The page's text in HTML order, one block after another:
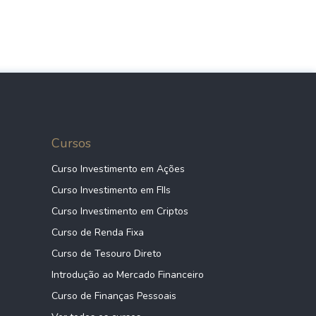
Cursos
Curso Investimento em Ações
Curso Investimento em FIIs
Curso Investimento em Criptos
Curso de Renda Fixa
Curso de Tesouro Direto
Introdução ao Mercado Financeiro
Curso de Finanças Pessoais